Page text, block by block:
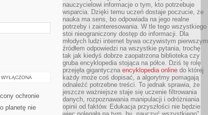
ochronie
planetę nie
nauczycielowi informacje o tym, kto potrzebuje
wsparcia. Dzięki temu uczeń dostaje poczucie, że
nauka ma sens, bo odpowiada na jego realne
potrzeby i zainteresowania. W tle tego wszystkiego
stoi nieograniczony dostęp do informacji. Dla
młodych ludzi internet bywa oczywistym pierwszym
źródłem odpowiedzi na wszystkie pytania, trochę
tak jak kiedyś dobrze zaopatrzona biblioteka czy
gruba encyklopedia stojąca na półce. Dziś tę rolę
przejęła gigantyczna encyklopedia online do której
każdy może coś dopisać, a algorytmy pomagają
odnaleźć potrzebne treści. To jednak sprawia, że
jeszcze ważniejsze staje się uczenie filtrowania
danych, rozpoznawania manipulacji i odróżniania
opinii od faktów. Edukacja przyszłości nie będzie